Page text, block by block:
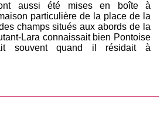
aussi été mises en boîte à
particulière de la place de la
champs situés aux abords de la
Lara connaissait bien Pontoise
souvent quand il résidait à